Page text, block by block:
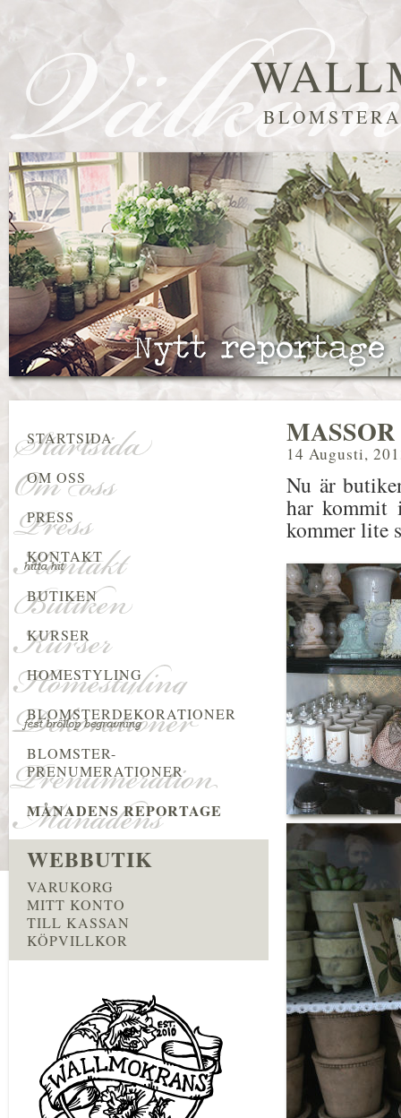
14 Augusti,
Nu är
har kommit
kommer lite
STARTSIDA
OM OSS
PRESS
KONTAKT
BUTIKEN
KURSER
HOMESTYLING
BLOMSTERDEKORATIONER
BLOMSTER-
PRENUMERATIONER
MÅNADENS REPORTAGE
WEBBUTIK
VARUKORG
MITT KONTO
TILL KASSAN
KÖPVILLKOR